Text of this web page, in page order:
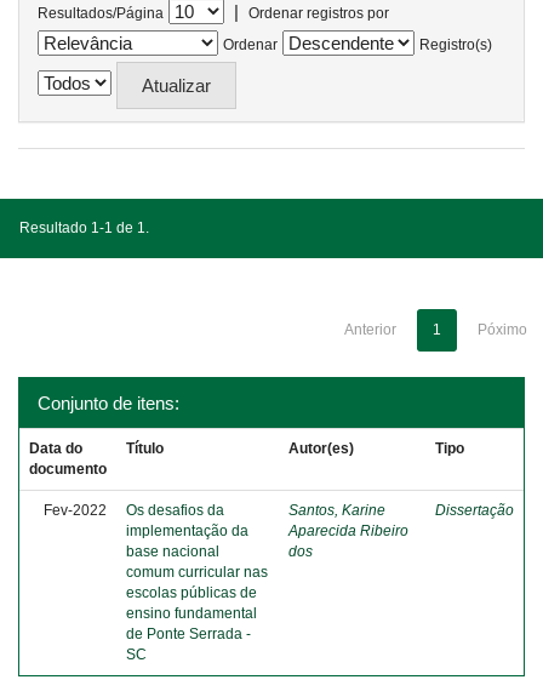
Resultados/Página |
Ordenar registros por
Ordenar
Registro(s)
Resultado 1-1 de 1.
Anterior 1 Póximo
Conjunto de itens:
Data do
documento
Título Autor(es) Tipo
Fev-2022
Os desafios da
implementação da
base nacional
comum curricular nas
escolas públicas de
ensino fundamental
de Ponte Serrada -
SC
Santos, Karine
Aparecida Ribeiro
dos
Dissertação